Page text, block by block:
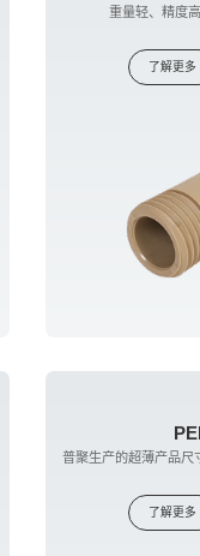
重量轻、精度
了解更多
了解更多